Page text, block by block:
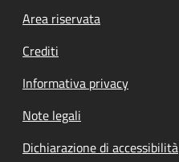
Footer menu
Area riservata
Crediti
Informativa privacy
Note legali
Dichiarazione di accessibilità